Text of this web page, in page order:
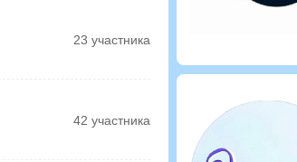
23 участника
42 участника